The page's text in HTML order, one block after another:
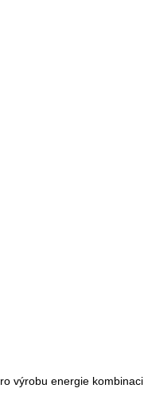
výrobu energie kombinaci